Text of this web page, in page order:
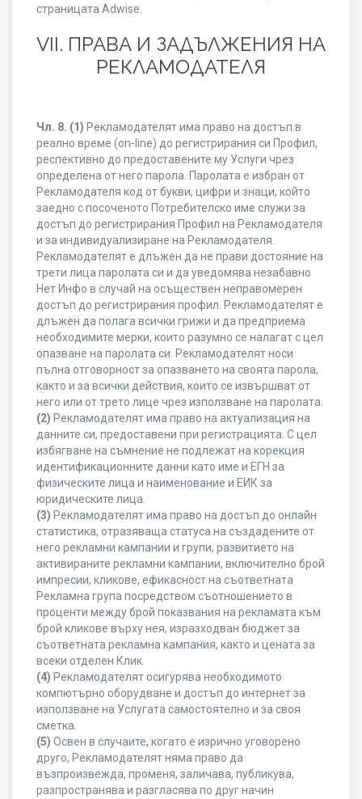
страницата Adwise.
VII. ПРАВА И ЗАДЪЛЖЕНИЯ НА
РЕКЛАМОДАТЕЛЯ
Чл. 8. (1) Рекламодателят има право на достъп в
реално време (on-line) до регистрирания си Профил,
респективно до предоставените му Услуги чрез
определена от него парола. Паролата е избран от
Рекламодателя код от букви, цифри и знаци, който
заедно с посоченото Потребителско име служи за
достъп до регистрирания Профил на Рекламодателя
и за индивидуализиране на Рекламодателя.
Рекламодателят е длъжен да не прави достояние на
трети лица паролата си и да уведомява незабавно
Нет Инфо в случай на осъществен неправомерен
достъп до регистрирания профил. Рекламодателят е
длъжен да полага всички грижи и да предприема
необходимите мерки, които разумно се налагат с цел
опазване на паролата си. Рекламодателят носи
пълна отговорност за опазването на своята парола,
както и за всички действия, които се извършват от
него или от трето лице чрез използване на паролата.
(2) Рекламодателят има право на актуализация на
данните си, предоставени при регистрацията. С цел
избягване на съмнение не подлежат на корекция
идентификационните данни като име и ЕГН за
физическите лица и наименование и ЕИК за
юридическите лица.
(3) Рекламодателят има право на достъп до онлайн
статистика, отразяваща статуса на създадените от
него рекламни кампании и групи, развитието на
активираните рекламни кампании, включително брой
импресии, кликове, ефикасност на съответната
Рекламна група посредством съотношението в
проценти между брой показвания на рекламата към
брой кликове върху нея, изразходван бюджет за
съответната рекламна кампания, както и цената за
всеки отделен Клик.
(4) Рекламодателят осигурява необходимото
компютърно оборудване и достъп до интернет за
използване на Услугата самостоятелно и за своя
сметка.
(5) Освен в случаите, когато е изрично уговорено
друго, Рекламодателят няма право да
възпроизвежда, променя, заличава, публикува,
разпространява и разгласява по друг начин